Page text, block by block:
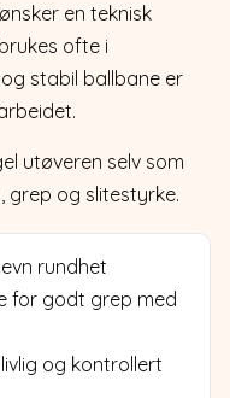
en teknisk
ofte i
stabil ballbane er
utøveren selv som
grep og slitestyrke.
rundhet
for godt grep med
og kontrollert